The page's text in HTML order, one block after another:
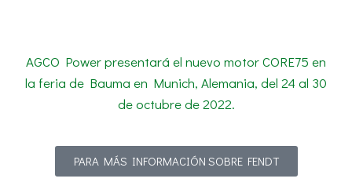
AGCO Power presentará el nuevo motor CORE75 en
la feria de Bauma en Munich, Alemania, del 24 al 30
de octubre de 2022.
PARA MÁS INFORMACIÓN SOBRE FENDT